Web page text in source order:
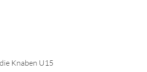
Knaben U15